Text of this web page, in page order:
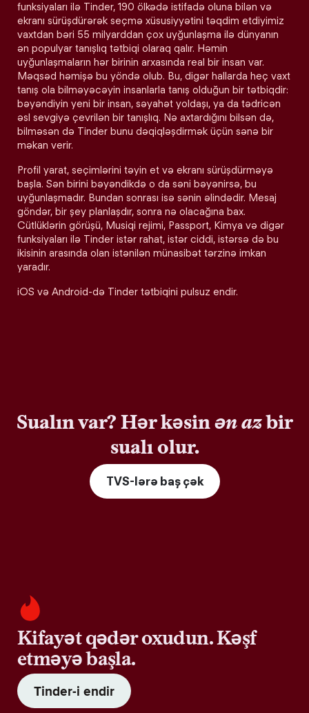
funksiyaları ilə Tinder, 190 ölkədə istifadə oluna bilən və
ekranı sürüşdürərək seçmə xüsusiyyətini təqdim etdiyimiz
vaxtdan bəri 55 milyarddan çox uyğunlaşma ilə dünyanın
ən populyar tanışlıq tətbiqi olaraq qalır. Həmin
uyğunlaşmaların hər birinin arxasında real bir insan var.
Məqsəd həmişə bu yöndə olub. Bu, digər hallarda heç vaxt
tanış ola bilməyəcəyin insanlarla tanış olduğun bir tətbiqdir:
bəyəndiyin yeni bir insan, səyahət yoldaşı, ya da tədricən
əsl sevgiyə çevrilən bir tanışlıq. Nə axtardığını bilsən də,
bilməsən də Tinder bunu dəqiqləşdirmək üçün sənə bir
məkan verir.
Profil yarat, seçimlərini təyin et və ekranı sürüşdürməyə
başla. Sən birini bəyəndikdə o da səni bəyənirsə, bu
uyğunlaşmadır. Bundan sonrası isə sənin əlindədir. Mesaj
göndər, bir şey planlaşdır, sonra nə olacağına bax.
Cütlüklərin görüşü, Musiqi rejimi, Passport, Kimya və digər
funksiyaları ilə Tinder istər rahat, istər ciddi, istərsə də bu
ikisinin arasında olan istənilən münasibət tərzinə imkan
yaradır.
iOS və Android-də Tinder tətbiqini pulsuz endir.
Sualın var? Hər kəsinən azbir
sualı olur.
TVS-lərə baş çək
Kifayət qədər oxudun. Kəşf
etməyə başla.
Tinder-i endir